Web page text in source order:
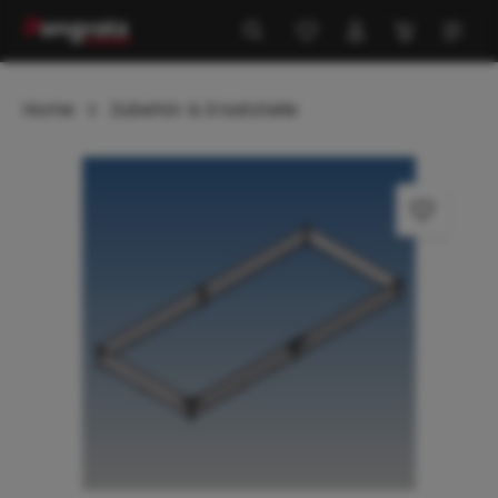
springen
Home Zubehör & Ersatzteile
Bildergalerie überspringen